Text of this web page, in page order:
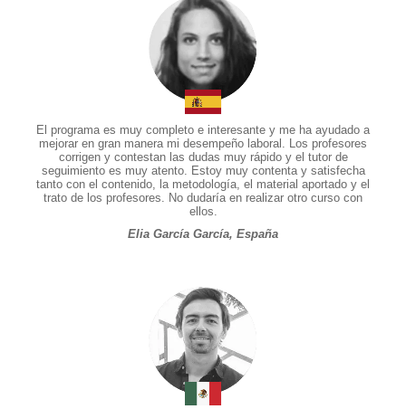
El programa es muy completo e interesante y me ha ayudado a
mejorar en gran manera mi desempeño laboral. Los profesores
corrigen y contestan las dudas muy rápido y el tutor de
seguimiento es muy atento. Estoy muy contenta y satisfecha
tanto con el contenido, la metodología, el material aportado y el
trato de los profesores. No dudaría en realizar otro curso con
ellos.
Elia García García, España